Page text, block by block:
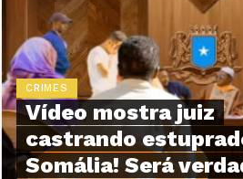
CRIMES
Vídeo mostra juiz
castrando
Somália! Será